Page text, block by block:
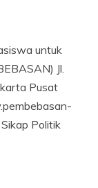
untuk
Jl.
Pusat
Politik